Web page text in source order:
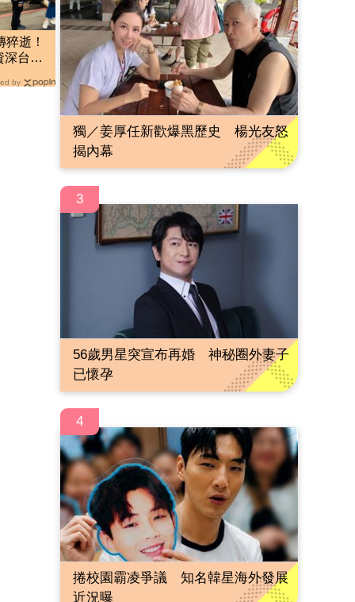
逝！
深台語
by
獨／姜厚任新歡爆黑歷史 楊光友怒
揭內幕
3
56歲男星突宣布再婚 神秘圈外妻子
已懷孕
4
捲校園霸凌爭議 知名韓星海外發展
近況曝